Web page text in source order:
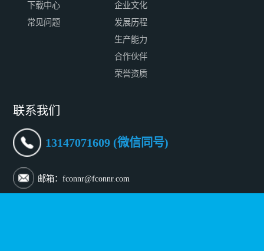
下载中心
常见问题
企业文化
发展历程
生产能力
合作伙伴
荣誉资质
联系我们
13147071609 (微信同号)
邮箱：fconnr@fconnr.com